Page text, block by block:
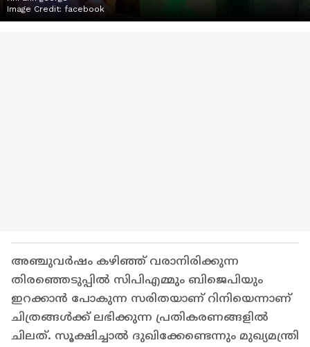
Image Credit: facebook
അഞ്ചുവർഷം കഴിഞ്ഞ് വരാനിരിക്കുന്ന
തിരഞ്ഞെടുപ്പിൽ സിപിഎമ്മും ബിജെപിയും
ഇറക്കാൻ പോകുന്ന സരിതയാണ് റിനിയെന്നാണ്
ചിത്രങ്ങൾക്ക് ലഭിക്കുന്ന പ്രതികരണങ്ങളിൽ
ചിലത്. സൂക്ഷിച്ചാൽ ദുഖിക്കേണ്ടെന്നും മുഖ്യമന്ത്രി